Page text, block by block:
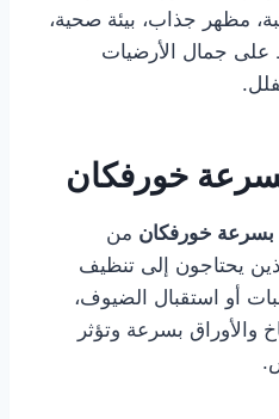
مظهر جذاب، بيئة صحية،
على جمال الأرضيات
خورفكان
خورفكان من
يحتاجون إلى تنظيف
أو استقبال الضيوف،
والأوراق بسرعة وتؤثر